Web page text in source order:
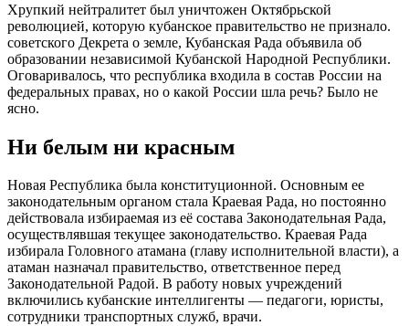
Хрупкий нейтралитет был уничтожен Октябрьской
революцией, которую кубанское правительство не признало.
советского Декрета о земле, Кубанская Рада объявила об
образовании независимой Кубанской Народной Республики.
Оговаривалось, что республика входила в состав России на
федеральных правах, но о какой России шла речь? Было не
ясно.
Ни белым ни красным
Новая Республика была конституционной. Основным ее
законодательным органом стала Краевая Рада, но постоянно
действовала избираемая из её состава Законодательная Рада,
осуществлявшая текущее законодательство. Краевая Рада
избирала Головного атамана (главу исполнительной власти), а
атаман назначал правительство, ответственное перед
Законодательной Радой. В работу новых учреждений
включились кубанские интеллигенты — педагоги, юристы,
сотрудники транспортных служб, врачи.